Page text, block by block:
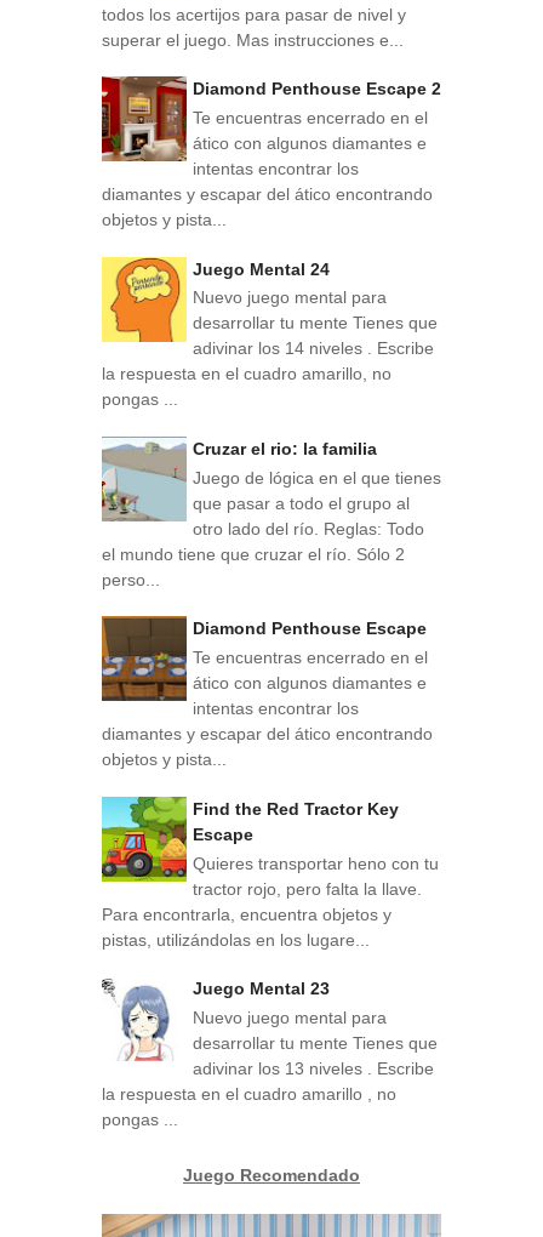
todos los acertijos para pasar de nivel y
superar el juego. Mas instrucciones e...
Diamond Penthouse Escape 2
Te encuentras encerrado en el
ático con algunos diamantes e
intentas encontrar los
diamantes y escapar del ático encontrando
objetos y pista...
Juego Mental 24
Nuevo juego mental para
desarrollar tu mente Tienes que
adivinar los 14 niveles . Escribe
la respuesta en el cuadro amarillo, no
pongas ...
Cruzar el rio: la familia
Juego de lógica en el que tienes
que pasar a todo el grupo al
otro lado del río. Reglas: Todo
el mundo tiene que cruzar el río. Sólo 2
perso...
Diamond Penthouse Escape
Te encuentras encerrado en el
ático con algunos diamantes e
intentas encontrar los
diamantes y escapar del ático encontrando
objetos y pista...
Find the Red Tractor Key
Escape
Quieres transportar heno con tu
tractor rojo, pero falta la llave.
Para encontrarla, encuentra objetos y
pistas, utilizándolas en los lugare...
Juego Mental 23
Nuevo juego mental para
desarrollar tu mente Tienes que
adivinar los 13 niveles . Escribe
la respuesta en el cuadro amarillo , no
pongas ...
Juego Recomendado